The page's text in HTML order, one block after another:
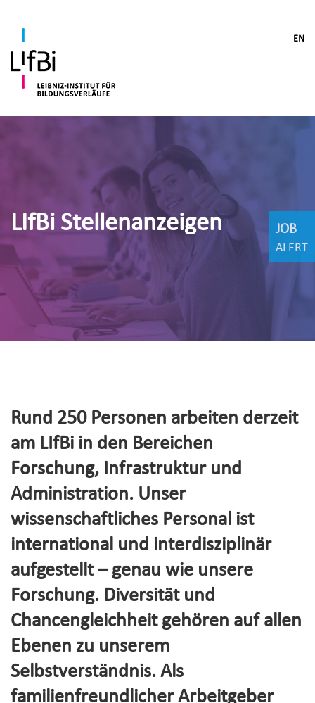
EN
LIfBi Stellenanzeigen
Rund 250 Personen arbeiten derzeit
am LIfBi in den Bereichen
Forschung, Infrastruktur und
Administration. Unser
wissenschaftliches Personal ist
international und interdisziplinär
aufgestellt – genau wie unsere
Forschung. Diversität und
Chancengleichheit gehören auf allen
Ebenen zu unserem
Selbstverständnis. Als
familienfreundlicher Arbeitgeber
JOB
ALERT